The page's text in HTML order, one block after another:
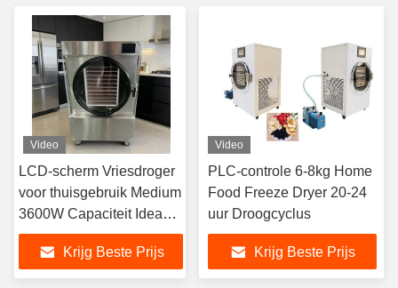
Video
LCD-scherm Vriesdroger
voor thuisgebruik Medium
3600W Capaciteit Ideaal
voor voedselconservering
thuis en
laboratoriumtoepassingen
Krijg Beste Prijs
Video
PLC-controle 6-8kg Home
Food Freeze Dryer 20-24
uur Droogcyclus
Krijg Beste Prijs